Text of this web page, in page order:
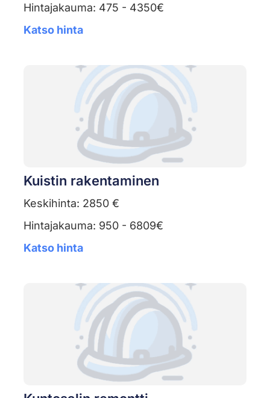
Hintajakauma: 475 - 4350€
Katso hinta
Kuistin rakentaminen
Keskihinta: 2850 €
Hintajakauma: 950 - 6809€
Katso hinta